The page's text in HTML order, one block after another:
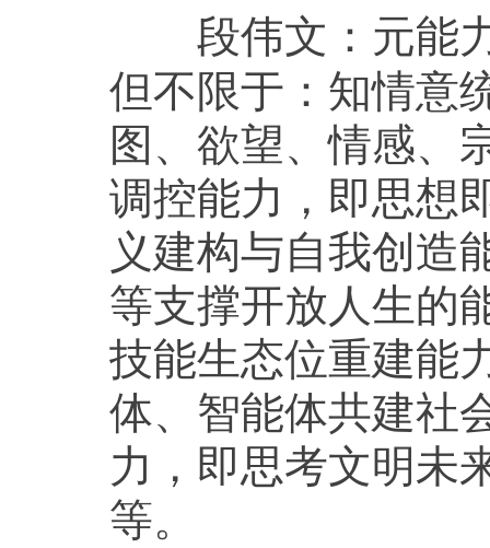
段伟文： 元能
但不限于：知情意
图、欲望、情感、
调控能力，即思想
义建构与自我创造
等支撑开放人生的
技能生态位重建能
体、智能体共建社
力，即思考文明未
等。